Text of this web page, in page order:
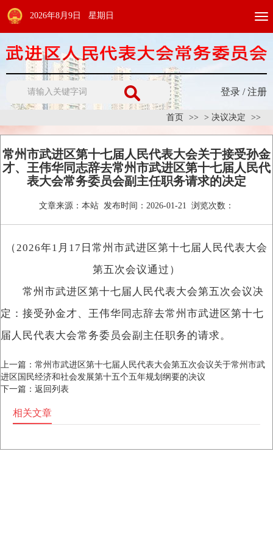
2026年8月9日 星期日
登录 /注册
首页 > 决议决定
常州市武进区第十七届人民代表大会关于接受孙金
才、王伟华同志辞去常州市武进区第十七届人民代
表大会常务委员会副主任职务请求的决定
文章来源： 本站 发布时间： 2026-01-21 浏览次数：
（2026年1月17日常州市武进区第十七届人民代表大会
第五次会议通过）
常州市武进区第十七届人民代表大会第五次会议决
定：接受孙金才、王伟华同志辞去常州市武进区第十七
届人民代表大会常务委员会副主任职务的请求。
上一篇： 常州市武进区第十七届人民代表大会第五次会议关于常州市武
进区国民经济和社会发展第十五个五年规划纲要的决议
下一篇： 返回列表
相关文章